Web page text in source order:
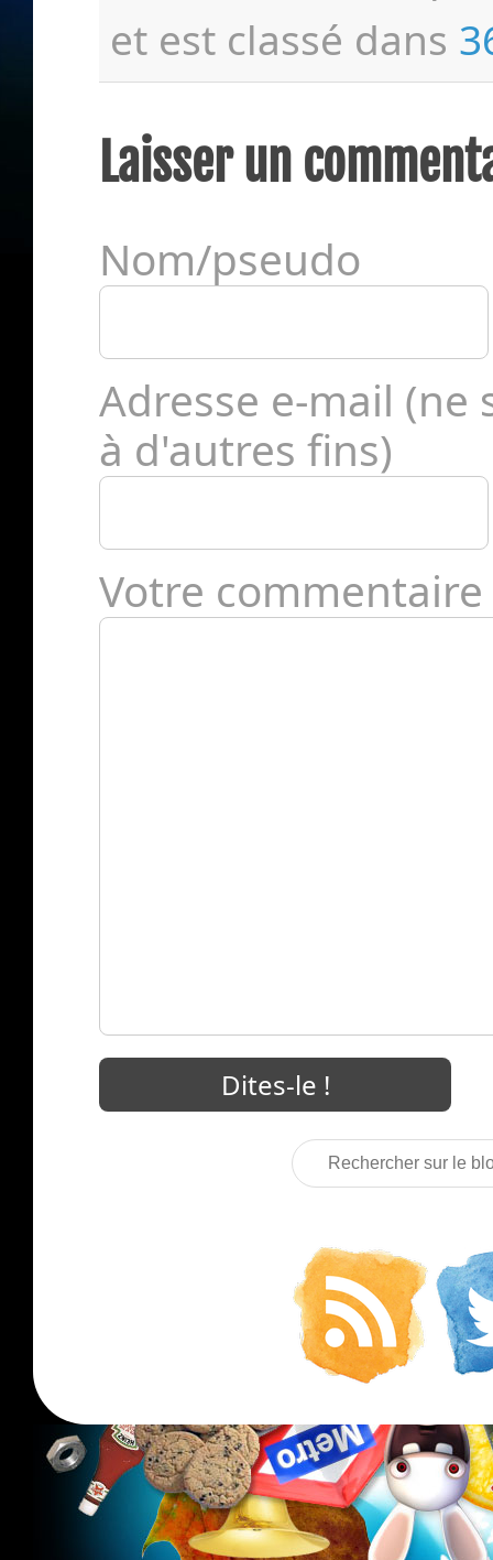
et est classé dans
Laisser un
Nom/pseudo
Adresse e-mail
à d'autres fins)
Votre
Rechercher
sur
le
blog